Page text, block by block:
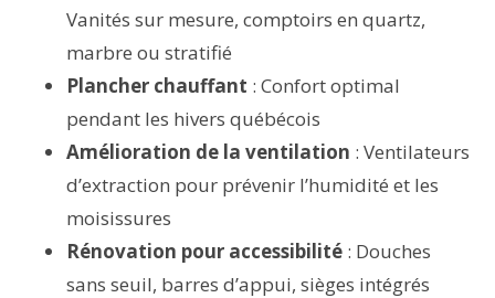
Vanités sur mesure, comptoirs en quartz,
marbre ou stratifié
Plancher chauffant : Confort optimal
pendant les hivers québécois
Amélioration de la ventilation : Ventilateurs
d’extraction pour prévenir l’humidité et les
moisissures
Rénovation pour accessibilité : Douches
sans seuil, barres d’appui, sièges intégrés